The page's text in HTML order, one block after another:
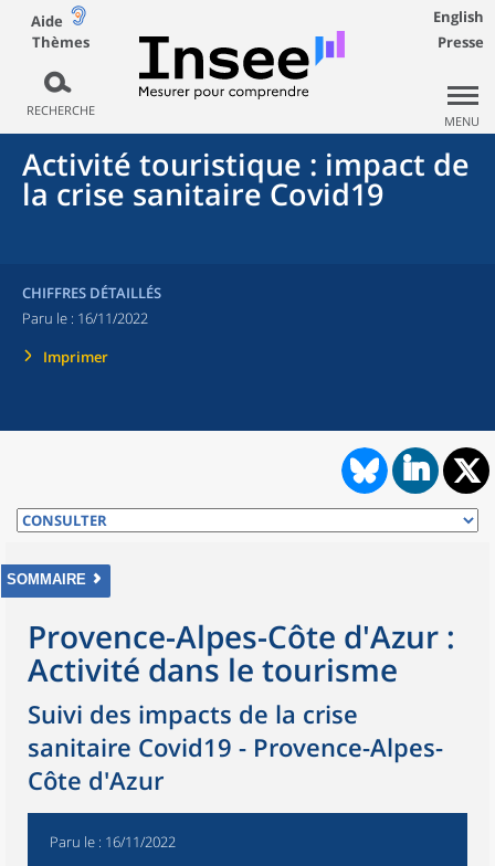
Aide
Thèmes
RECHERCHE
English
Presse
MENU
Activité touristique : impact de
la crise sanitaire Covid19
CHIFFRES DÉTAILLÉS
Paru le : 16/11/2022
Imprimer
SOMMAIRE
Provence-Alpes-Côte d'Azur :
Activité dans le tourisme
Suivi des impacts de la crise
sanitaire Covid19 - Provence-Alpes-
Côte d'Azur
Paru le : 16/11/2022